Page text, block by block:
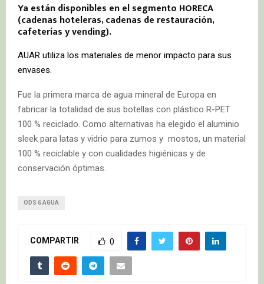
Ya están disponibles en el segmento HORECA
(cadenas hoteleras, cadenas de restauración,
cafeterías y vending).
AUAR utiliza los materiales de menor impacto para sus
envases.
Fue la primera marca de agua mineral de Europa en
fabricar la totalidad de sus botellas con plástico R-PET
100 % reciclado. Como alternativas ha elegido el aluminio
sleek para latas y vidrio para zumos y mostos, un material
100 % reciclable y con cualidades higiénicas y de
conservación óptimas.
ODS 6 AGUA
COMPARTIR 0